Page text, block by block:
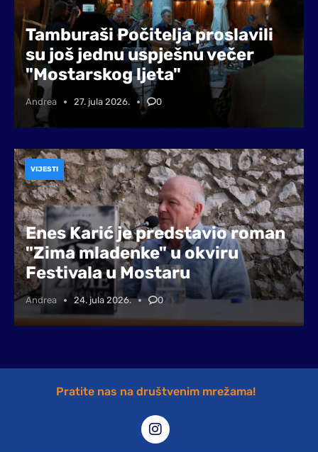
Tamburaši Počitelja proslavili
su još jednu uspješnu večer
"Mostarskog ljeta"
Andrea 27. jula 2026. 0
Enes Karić je predstavio roman
"Zima mladenke" u okviru
Festivala u Mostaru
Andrea 24. jula 2026. 0
VIJESTI
Pratite nas na društvenim mrežama!